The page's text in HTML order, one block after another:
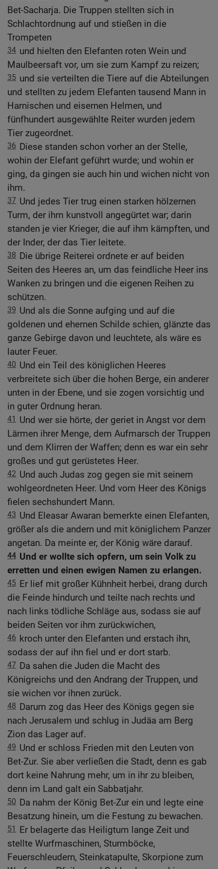
Bet-Sacharja. Die Truppen stellten sich in
Schlachtordnung auf und stießen in die
Trompeten
34 und hielten den Elefanten roten Wein und
Maulbeersaft vor, um sie zum Kampf zu reizen;
35 und sie verteilten die Tiere auf die Abteilungen
und stellten zu jedem Elefanten tausend Mann in
Harnischen und eisernen Helmen, und
fünfhundert ausgewählte Reiter wurden jedem
Tier zugeordnet.
36 Diese standen schon vorher an der Stelle,
wohin der Elefant geführt wurde; und wohin er
ging, da gingen sie auch hin und wichen nicht von
ihm.
37 Und jedes Tier trug einen starken hölzernen
Turm, der ihm kunstvoll angegürtet war; darin
standen je vier Krieger, die auf ihm kämpften, und
der Inder, der das Tier leitete.
38 Die übrige Reiterei ordnete er auf beiden
Seiten des Heeres an, um das feindliche Heer ins
Wanken zu bringen und die eigenen Reihen zu
schützen.
39 Und als die Sonne aufging und auf die
goldenen und ehernen Schilde schien, glänzte das
ganze Gebirge davon und leuchtete, als wäre es
lauter Feuer.
40 Und ein Teil des königlichen Heeres
verbreitete sich über die hohen Berge, ein anderer
unten in der Ebene, und sie zogen vorsichtig und
in guter Ordnung heran.
41 Und wer sie hörte, der geriet in Angst vor dem
Lärmen ihrer Menge, dem Aufmarsch der Truppen
und dem Klirren der Waffen; denn es war ein sehr
großes und gut gerüstetes Heer.
42 Und auch Judas zog gegen sie mit seinem
wohlgeordneten Heer. Und vom Heer des Königs
fielen sechshundert Mann.
43 Und Eleasar Awaran bemerkte einen Elefanten,
größer als die andern und mit königlichem Panzer
angetan. Da meinte er, der König wäre darauf.
44 Und er wollte sich opfern, um sein Volk zu
erretten und einen ewigen Namen zu erlangen.
45 Er lief mit großer Kühnheit herbei, drang durch
die Feinde hindurch und teilte nach rechts und
nach links tödliche Schläge aus, sodass sie auf
beiden Seiten vor ihm zurückwichen,
46 kroch unter den Elefanten und erstach ihn,
sodass der auf ihn fiel und er dort starb.
47 Da sahen die Juden die Macht des
Königreichs und den Andrang der Truppen, und
sie wichen vor ihnen zurück.
48 Darum zog das Heer des Königs gegen sie
nach Jerusalem und schlug in Judäa am Berg
Zion das Lager auf.
49 Und er schloss Frieden mit den Leuten von
Bet-Zur. Sie aber verließen die Stadt, denn es gab
dort keine Nahrung mehr, um in ihr zu bleiben,
denn im Land galt ein Sabbatjahr.
50 Da nahm der König Bet-Zur ein und legte eine
Besatzung hinein, um die Festung zu bewachen.
51 Er belagerte das Heiligtum lange Zeit und
stellte Wurfmaschinen, Sturmböcke,
Feuerschleudern, Steinkatapulte, Skorpione zum